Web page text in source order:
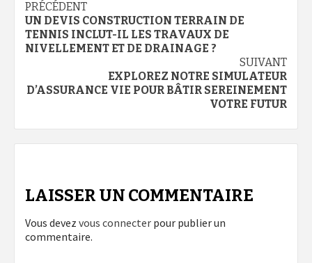
Navigation
d’article
PRÉCÉDENT
UN DEVIS CONSTRUCTION TERRAIN DE
TENNIS INCLUT-IL LES TRAVAUX DE
NIVELLEMENT ET DE DRAINAGE ?
SUIVANT
EXPLOREZ NOTRE SIMULATEUR
D’ASSURANCE VIE POUR BÂTIR SEREINEMENT
VOTRE FUTUR
LAISSER UN COMMENTAIRE
Vous devez vous connecter pour publier un
commentaire.